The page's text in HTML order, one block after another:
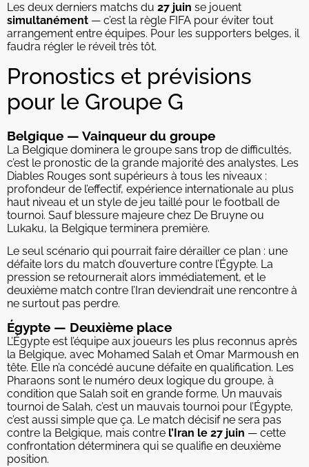
Les deux derniers matchs du 27 juin se jouent
simultanément — c’est la règle FIFA pour éviter tout
arrangement entre équipes. Pour les supporters belges, il
faudra régler le réveil très tôt.
Pronostics et prévisions
pour le Groupe G
Belgique — Vainqueur du groupe
La Belgique dominera le groupe sans trop de difficultés,
c’est le pronostic de la grande majorité des analystes. Les
Diables Rouges sont supérieurs à tous les niveaux :
profondeur de l’effectif, expérience internationale au plus
haut niveau et un style de jeu taillé pour le football de
tournoi. Sauf blessure majeure chez De Bruyne ou
Lukaku, la Belgique terminera première.
Le seul scénario qui pourrait faire dérailler ce plan : une
défaite lors du match d’ouverture contre l’Égypte. La
pression se retournerait alors immédiatement, et le
deuxième match contre l’Iran deviendrait une rencontre à
ne surtout pas perdre.
Égypte — Deuxième place
L’Égypte est l’équipe aux joueurs les plus reconnus après
la Belgique, avec Mohamed Salah et Omar Marmoush en
tête. Elle n’a concédé aucune défaite en qualification. Les
Pharaons sont le numéro deux logique du groupe, à
condition que Salah soit en grande forme. Un mauvais
tournoi de Salah, c’est un mauvais tournoi pour l’Égypte,
c’est aussi simple que ça. Le match décisif ne sera pas
contre la Belgique, mais contre l’Iran le 27 juin — cette
confrontation déterminera qui se qualifie en deuxième
position.